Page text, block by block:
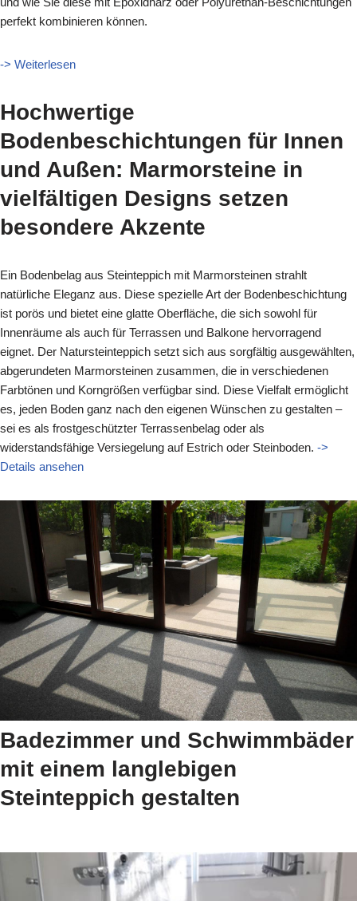
perfekt kombinieren können.
-> Weiterlesen
Hochwertige
Bodenbeschichtungen für Innen
und Außen: Marmorsteine in
vielfältigen Designs setzen
besondere Akzente
Ein Bodenbelag aus Steinteppich mit Marmorsteinen strahlt
natürliche Eleganz aus. Diese spezielle Art der Bodenbeschichtung
ist porös und bietet eine glatte Oberfläche, die sich sowohl für
Innenräume als auch für Terrassen und Balkone hervorragend
eignet. Der Natursteinteppich setzt sich aus sorgfältig ausgewählten,
abgerundeten Marmorsteinen zusammen, die in verschiedenen
Farbtönen und Korngrößen verfügbar sind. Diese Vielfalt ermöglicht
es, jeden Boden ganz nach den eigenen Wünschen zu gestalten –
sei es als frostgeschützter Terrassenbelag oder als
widerstandsfähige Versiegelung auf Estrich oder Steinboden. ->
Details ansehen
Badezimmer und Schwimmbäder
mit einem langlebigen
Steinteppich gestalten